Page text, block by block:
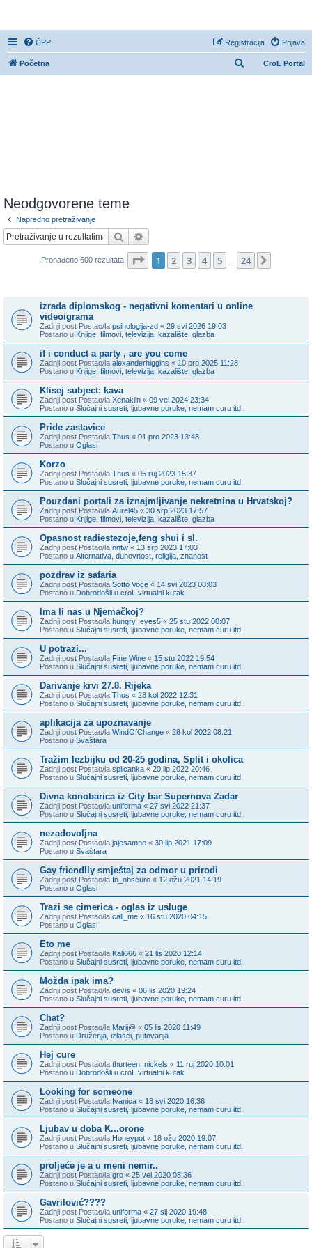
ČPP Prijava
Registracija
CroL Portal
Početna
Neodgovorene teme
Napredno pretraživanje
Pretražnik
Pronađeno 600 rezultata Stranica: 1/ 24.
1 2 3 4 5 24
izrada diplomskog - negativni komentari u online
videoigrama
Zadnji post Postao/la psihologija-zd « 29 svi 2026 19:03
Postano u Knjige, filmovi, televizija, kazalište, glazba
if i conduct a party , are you come
Zadnji post Postao/la alexanderhiggins « 10 pro 2025 11:28
Postano u Knjige, filmovi, televizija, kazalište, glazba
Klisej subject: kava
Zadnji post Postao/la Xenakiin « 09 vel 2024 23:34
Postano u Slučajni susreti, ljubavne poruke, nemam curu itd.
Pride zastavice
Zadnji post Postao/la Thus « 01 pro 2023 13:48
Postano u Oglasi
Korzo
Zadnji post Postao/la Thus « 05 ruj 2023 15:37
Postano u Slučajni susreti, ljubavne poruke, nemam curu itd.
Pouzdani portali za iznajmljivanje nekretnina u Hrvatskoj?
Zadnji post Postao/la Aurel45 « 30 srp 2023 17:57
Postano u Knjige, filmovi, televizija, kazalište, glazba
Opasnost radiestezoje,feng shui i sl.
Zadnji post Postao/la nntw « 13 srp 2023 17:03
Postano u Alternativa, duhovnost, religija, znanost
pozdrav iz safaria
Zadnji post Postao/la Sotto Voce « 14 svi 2023 08:03
Postano u Dobrodošli u croL virtualni kutak
Ima li nas u Njemačkoj?
Zadnji post Postao/la hungry_eyes5 « 25 stu 2022 00:07
Postano u Slučajni susreti, ljubavne poruke, nemam curu itd.
U potrazi...
Zadnji post Postao/la Fine Wine « 15 stu 2022 19:54
Postano u Slučajni susreti, ljubavne poruke, nemam curu itd.
Darivanje krvi 27.8. Rijeka
Zadnji post Postao/la Thus « 28 kol 2022 12:31
Postano u Slučajni susreti, ljubavne poruke, nemam curu itd.
aplikacija za upoznavanje
Zadnji post Postao/la WindOfChange « 28 kol 2022 08:21
Postano u Svaštara
Tražim lezbijku od 20-25 godina, Split i okolica
Zadnji post Postao/la splicanka « 20 lip 2022 20:46
Postano u Slučajni susreti, ljubavne poruke, nemam curu itd.
Divna konobarica iz City bar Supernova Zadar
Zadnji post Postao/la uniforma « 27 svi 2022 21:37
Postano u Slučajni susreti, ljubavne poruke, nemam curu itd.
nezadovoljna
Zadnji post Postao/la jajesamne « 30 lip 2021 17:09
Postano u Svaštara
Gay friendlly smještaj za odmor u prirodi
Zadnji post Postao/la In_obscuro « 12 ožu 2021 14:19
Postano u Oglasi
Trazi se cimerica - oglas iz usluge
Zadnji post Postao/la call_me « 16 stu 2020 04:15
Postano u Oglasi
Eto me
Zadnji post Postao/la Kali666 « 21 lis 2020 12:14
Postano u Slučajni susreti, ljubavne poruke, nemam curu itd.
Možda ipak ima?
Zadnji post Postao/la devis « 06 lis 2020 19:24
Postano u Slučajni susreti, ljubavne poruke, nemam curu itd.
Chat?
Zadnji post Postao/la Marij@ « 05 lis 2020 11:49
Postano u Druženja, izlasci, putovanja
Hej cure
Zadnji post Postao/la thurteen_nickels « 11 ruj 2020 10:01
Postano u Dobrodošli u croL virtualni kutak
Looking for someone
Zadnji post Postao/la Ivanica « 18 svi 2020 16:36
Postano u Slučajni susreti, ljubavne poruke, nemam curu itd.
Ljubav u doba K...orone
Zadnji post Postao/la Honeypot « 18 ožu 2020 19:07
Postano u Slučajni susreti, ljubavne poruke, nemam curu itd.
proljeće je a u meni nemir..
Zadnji post Postao/la gro « 25 vel 2020 08:36
Postano u Slučajni susreti, ljubavne poruke, nemam curu itd.
Gavrilović????
Zadnji post Postao/la uniforma « 27 sij 2020 19:48
Postano u Slučajni susreti, ljubavne poruke, nemam curu itd.